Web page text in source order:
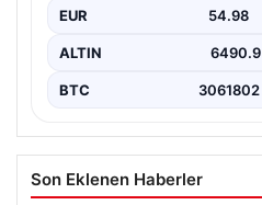
EUR 54.98
ALTIN 6490.9
BTC 3061802
Son Eklenen Haberler